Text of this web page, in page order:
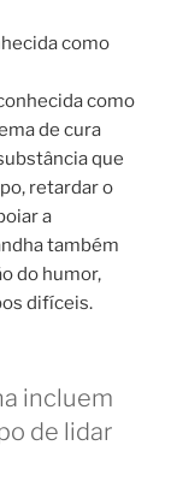
como
como
de cura
que
retardar o
a
também
do humor,
difíceis.
incluem
de lidar